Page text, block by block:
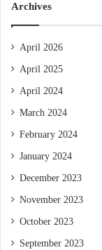
Archives
April 2026
April 2025
April 2024
March 2024
February 2024
January 2024
December 2023
November 2023
October 2023
September 2023